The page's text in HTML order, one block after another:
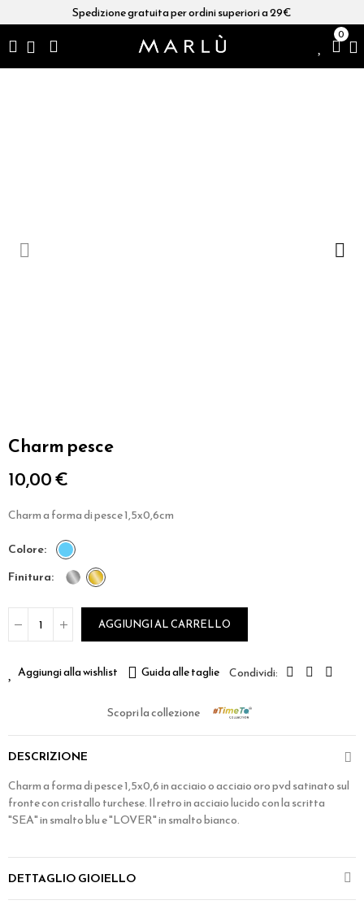
Spedizione gratuita per ordini superiori a 29€
0
Charm pesce
10,00 €
Charm a forma di pesce 1,5x0,6cm
colore
finitura
AGGIUNGI AL CARRELLO
Aggiungi alla wishlist Guida alle taglie
Scopri la collezione
DESCRIZIONE
Charm a forma di pesce 1,5x0,6 in acciaio o acciaio oro pvd satinato sul
fronte con cristallo turchese. Il retro in acciaio lucido con la scritta
"SEA" in smalto blu e "LOVER" in smalto bianco.
DETTAGLIO GIOIELLO